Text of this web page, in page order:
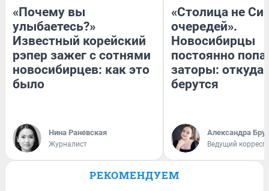
«Почему вы
улыбаетесь?»
Известный корейский
рэпер зажег с сотнями
новосибирцев: как это
было
Нина Раневская
Журналист
«Столица не
очередей».
Новосибирцы
постоянно
заторы: откуда
берутся
Александра
Ведущий
РЕКОМЕНДУЕМ